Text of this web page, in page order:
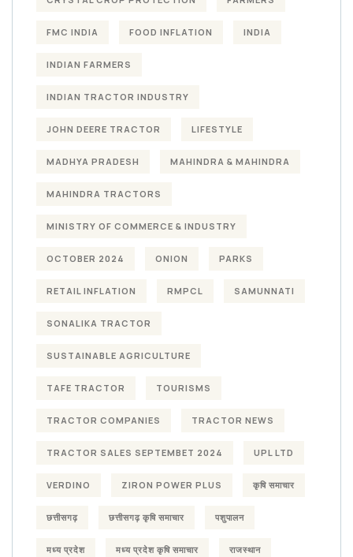
FMC INDIA FOOD INFLATION INDIA
INDIAN FARMERS
INDIAN TRACTOR INDUSTRY
JOHN DEERE TRACTOR LIFESTYLE
MADHYA PRADESH MAHINDRA & MAHINDRA
MAHINDRA TRACTORS
MINISTRY OF COMMERCE & INDUSTRY
OCTOBER 2024 ONION PARKS
RETAIL INFLATION RMPCL SAMUNNATI
SONALIKA TRACTOR
SUSTAINABLE AGRICULTURE
TAFE TRACTOR TOURISMS
TRACTOR COMPANIES TRACTOR NEWS
TRACTOR SALES SEPTEMBET 2024 UPL LTD
VERDINO ZIRON POWER PLUS कृषि समाचार
छत्तीसगढ़ छत्तीसगढ़ कृषि समाचार पशुपालन
मध्य प्रदेश मध्य प्रदेश कृषि समाचार राजस्थान